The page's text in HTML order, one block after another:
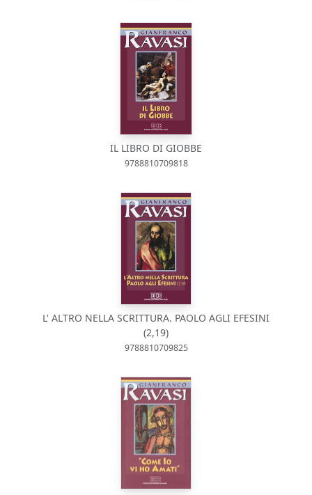
IL LIBRO DI GIOBBE
9788810709818
L' ALTRO NELLA SCRITTURA. PAOLO AGLI EFESINI
(2,19)
9788810709825